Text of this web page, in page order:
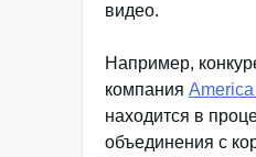
видео.
Например,
компания
находится в
объединения с